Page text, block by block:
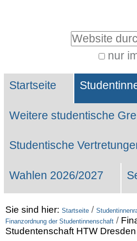
Website durchsuchen
nur
Suche…
Sektionen
Startseite
Weitere studentische
Studentische
Wahlen 2026/2027
Sie sind hier: Startseite /
Finanzordnung der Studentinnenschaft /
Studentenschaft HTW